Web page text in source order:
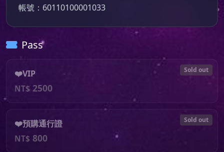
帳號：60110100001033
Pass
❤️VIP
NT$ 2500
Sold out
❤️預購通行證
NT$ 800
Sold out